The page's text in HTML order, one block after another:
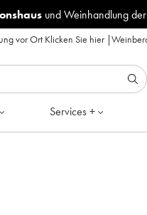
und Weinhandlung
vor Ort Klicken Sie hier|
Services +